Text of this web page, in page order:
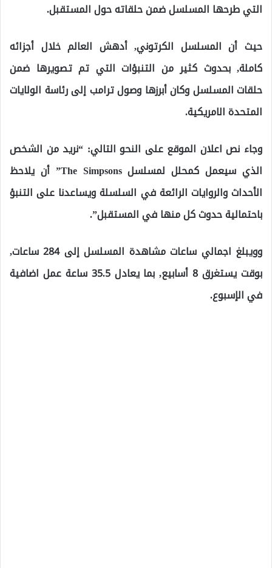
التي طرحها المسلسل ضمن حلقاته حول المستقبل.
حيث أن المسلسل الكرتوني, أدهش العالم خلال أجزائه
كاملة, بحدوث كثير من التنبؤات التي تم تصويرها ضمن
حلقات المسلسل وكان أبرزها وصول ترامب إلى رئاسة الولايات
المتحدة الامريكية.
وجاء نص اعلان الموقع على النحو التالي: “نريد من الشخص
الذي سيعمل كمحلل لمسلسل The Simpsons” أن يلاحظ
الأحداث والروايات الرائعة في السلسلة ويساعدنا على التنبؤ
باحتمالية حدوث كل منها في المستقبل”.
وويبلغ اجمالي ساعات مشاهدة المسلسل إلى 284 ساعات,
بوقت يستغرق 8 أسابيع, بما يعادل 35.5 ساعة عمل اضافية
في الإسبوع.